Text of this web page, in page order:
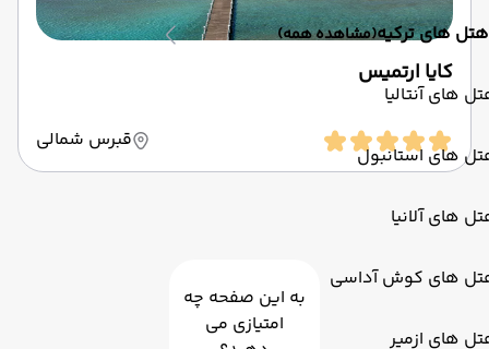
هتل های ترکیه(مشاهده همه)
های آنتالیا
های استانبول
های آلانیا
های کوش آداسی
های ازمیر
کایا ارتمیس
قبرس شمالی
به این صفحه چه
امتیازی می